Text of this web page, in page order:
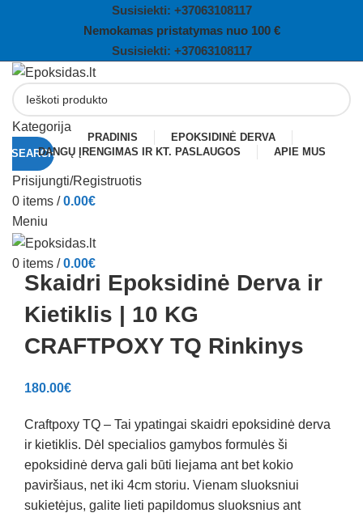
Susisiekti: +37063108117
Nemokamas pristatymas nuo 100 €
Susisiekti: +37063108117
Kategorija
SEARCH
Prisijungti/Registruotis
0 items / 0.00€
Meniu
0 items / 0.00€
PRADINIS
EPOKSIDINĖ DERVA
DANGŲ ĮRENGIMAS IR KT. PASLAUGOS
APIE MUS
Click to enlarge
Skaidri Epoksidinė Derva ir
Kietiklis | 10 KG
CRAFTPOXY TQ Rinkinys
180.00€
Craftpoxy TQ – Tai ypatingai skaidri epoksidinė derva
ir kietiklis. Dėl specialios gamybos formulės ši
epoksidinė derva gali būti liejama ant bet kokio
paviršiaus, net iki 4cm storiu. Vienam sluoksniui
sukietėjus, galite lieti papildomus sluoksnius ant